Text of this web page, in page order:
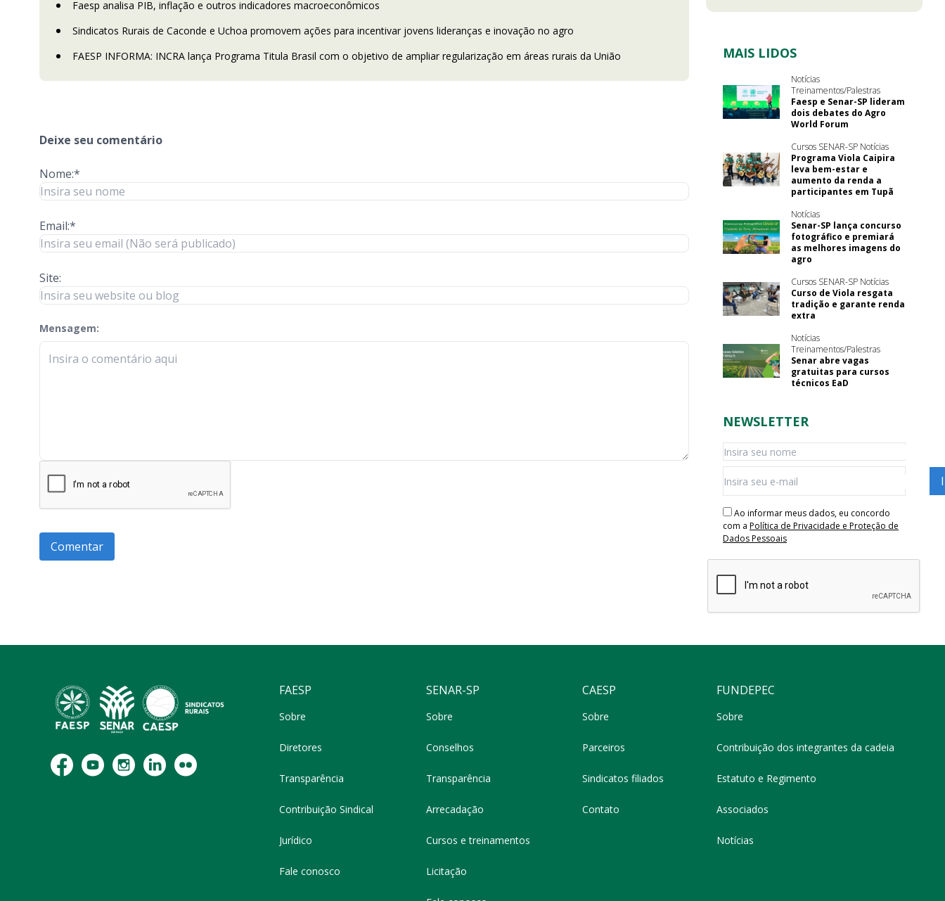
Faesp analisa PIB, inflação e outros indicadores macroeconômicos
Sindicatos Rurais de Caconde e Uchoa promovem ações para incentivar jovens lideranças e inovação no agro
FAESP INFORMA: INCRA lança Programa Titula Brasil com o objetivo de ampliar regularização em áreas rurais da União
Deixe seu comentário
Nome:*
Email:*
Site:
Mensagem:
check-terms
MAIS LIDOS
Notícias
Treinamentos/Palestras
Faesp e Senar-SP lideram
dois debates do Agro
World Forum
Cursos SENAR-SP Notícias
Programa Viola Caipira
leva bem-estar e
aumento da renda a
participantes em Tupã
Notícias
Senar-SP lança concurso
fotográfico e premiará
as melhores imagens do
agro
Cursos SENAR-SP Notícias
Curso de Viola resgata
tradição e garante renda
extra
Notícias
Treinamentos/Palestras
Senar abre vagas
gratuitas para cursos
técnicos EaD
NEWSLETTER
Ao informar meus dados, eu concordo
com a Política de Privacidade e Proteção de
Dados Pessoais
FAESP
Sobre
Diretores
Transparência
Contribuição Sindical
Jurídico
Fale conosco
SENAR-SP
Sobre
Conselhos
Transparência
Arrecadação
Cursos e treinamentos
Licitação
CAESP
Sobre
Parceiros
Sindicatos filiados
Contato
FUNDEPEC
Sobre
Contribuição dos integrantes da cadeia
Estatuto e Regimento
Associados
Notícias